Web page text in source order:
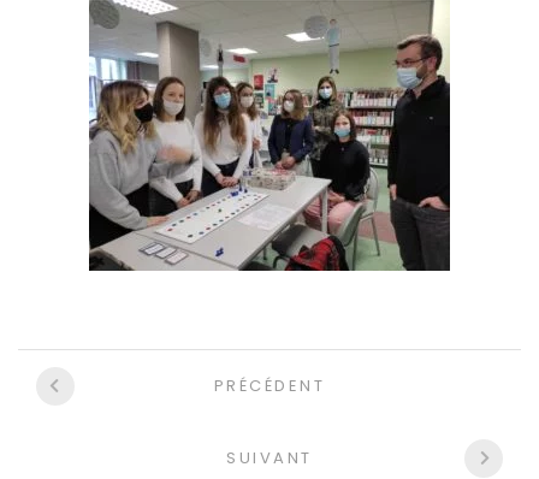
NavigationPRÉCÉDENT
SUIVANT